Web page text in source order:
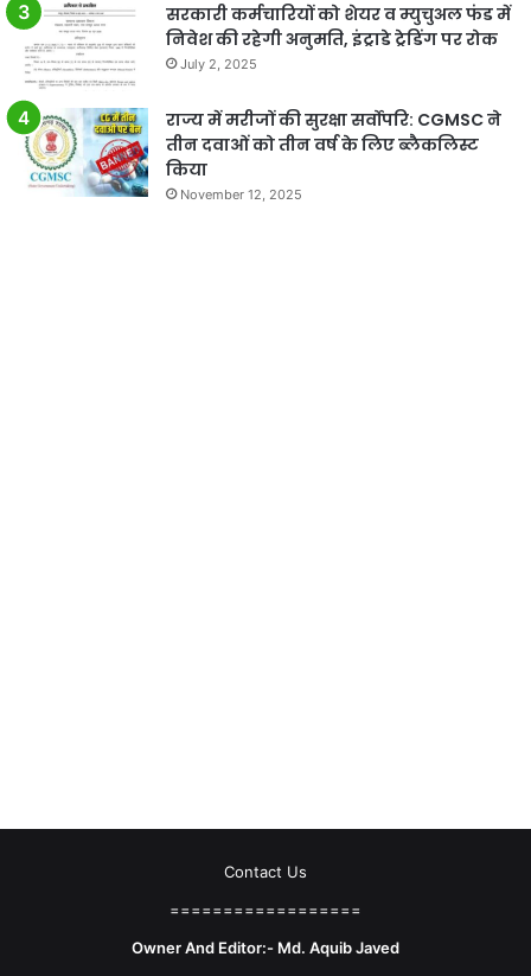
सरकारी कर्मचारियों को शेयर व म्युचुअल फंड में
निवेश की रहेगी अनुमति, इंट्राडे ट्रेडिंग पर रोक
July 2, 2025
राज्य में मरीजों की सुरक्षा सर्वोपरि: CGMSC ने
तीन दवाओं को तीन वर्ष के लिए ब्लैकलिस्ट
किया
November 12, 2025
Contact Us
==================
Owner And Editor:- Md. Aquib Javed